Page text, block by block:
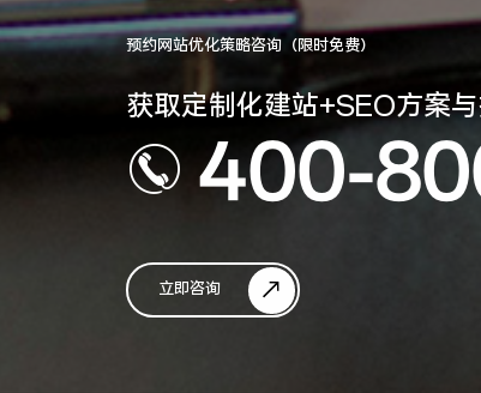
预约网站优化策略咨询（限时免费）
获取定制化建站+SEO方案
400-
立即咨询